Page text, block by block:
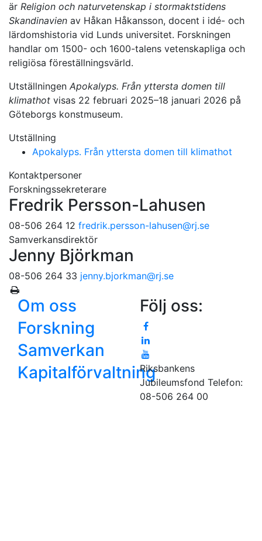
är Religion och naturvetenskap i stormaktstidens
Skandinavien av Håkan Håkansson, docent i idé- och
lärdomshistoria vid Lunds universitet. Forskningen
handlar om 1500- och 1600-talens vetenskapliga och
religiösa föreställningsvärld.
Utställningen Apokalyps. Från yttersta domen till
klimathot visas 22 februari 2025–18 januari 2026 på
Göteborgs konstmuseum.
Utställning
Apokalyps. Från yttersta domen till klimathot
Kontaktpersoner
Forskningssekreterare
Fredrik Persson-Lahusen
08-506 264 12 fredrik.persson-lahusen@rj.se
Samverkansdirektör
Jenny Björkman
08-506 264 33 jenny.bjorkman@rj.se
Om oss
Forskning
Samverkan
Kapitalförvaltning
Följ oss:
Riksbankens
Jubileumsfond Telefon:
08-506 264 00